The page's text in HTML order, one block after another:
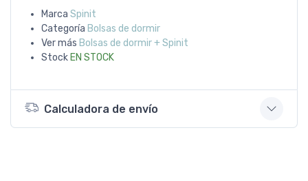
Marca Spinit
Categoría Bolsas de dormir
Ver más Bolsas de dormir + Spinit
StockEN STOCK
Calculadora de envío